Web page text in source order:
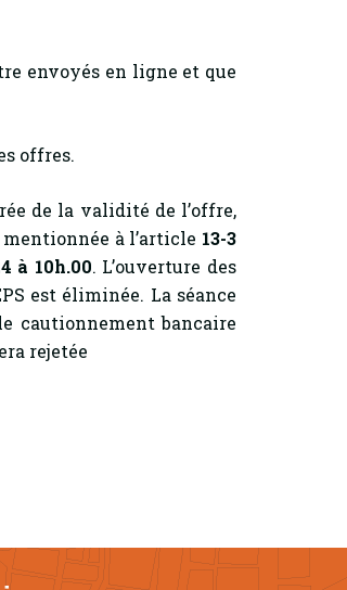
envoyés en ligne et que
offres.
de la validité de l’offre,
à l’article 13-3
à 10h.00. L’ouverture des
est éliminée. La séance
cautionnement bancaire
rejetée